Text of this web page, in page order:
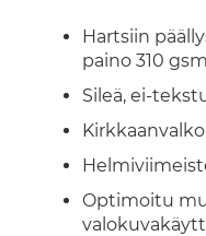
Hartsiin
paino 310 gsm
Sileä, ei-
Optimoitu